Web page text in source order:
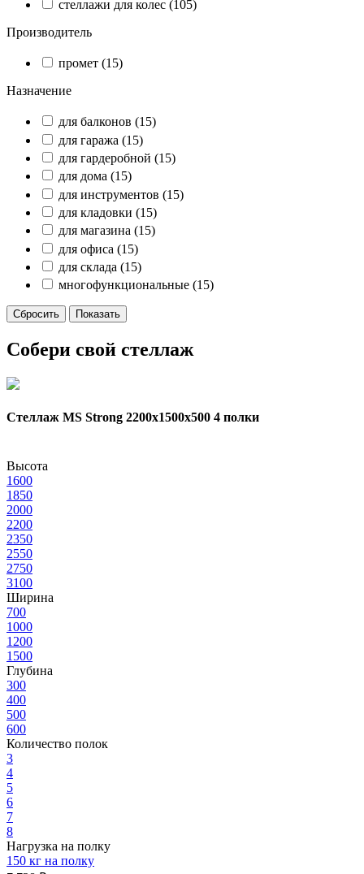
стеллажи для колес (105)
Производитель
промет (15)
Назначение
для балконов (15)
для гаража (15)
для гардеробной (15)
для дома (15)
для инструментов (15)
для кладовки (15)
для магазина (15)
для офиса (15)
для склада (15)
многофункциональные (15)
Собери свой стеллаж
Стеллаж MS Strong 2200х1500x500 4 полки
Высота
1600
1850
2000
2200
2350
2550
2750
3100
Ширина
700
1000
1200
1500
Глубина
300
400
500
600
Количество полок
3
4
5
6
7
8
Нагрузка на полку
150 кг на полку